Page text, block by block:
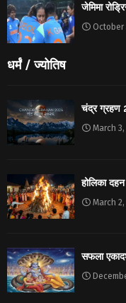
जेमिमा
October
धर्मं / ज्योतिष
चंद्र ग्रहण
March 3,
होलिका
March 2,
सफला